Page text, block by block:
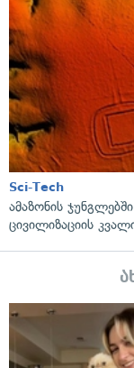
Sci-Tech
ამაზონის
ცივილიზაციის